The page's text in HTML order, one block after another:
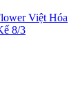
Việt Hóa
8/3